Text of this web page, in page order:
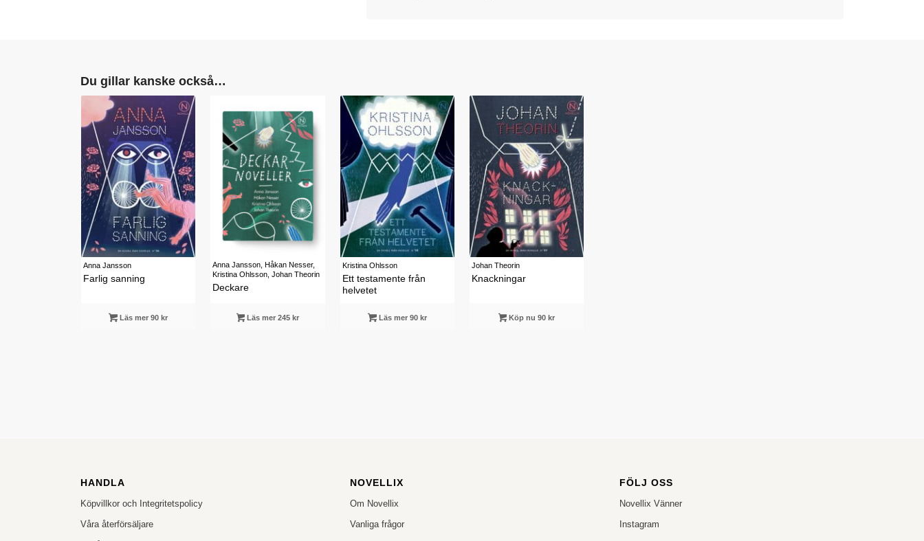
Du gillar kanske också…
Anna Jansson
Farlig sanning
Läs mer 90 kr
Anna Jansson, Håkan Nesser,
Kristina Ohlsson, Johan Theorin
Deckare
Läs mer 245 kr
Kristina Ohlsson
Ett testamente från
helvetet
Läs mer 90 kr
Johan Theorin
Knackningar
Köp nu 90 kr
HANDLA
Köpvillkor och Integritetspolicy
Våra återförsäljare
NOVELLIX
Om Novellix
Vanliga frågor
FÖLJ OSS
Novellix Vänner
Instagram